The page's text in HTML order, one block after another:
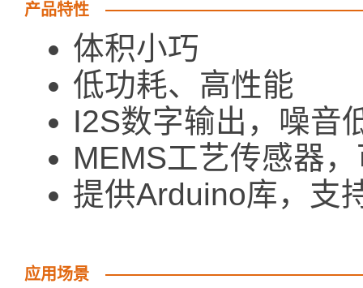
产品特性
体积小巧
低功耗、高性能
I2S数字输出，噪音
MEMS工艺传感器
提供Arduino库，支
应用场景